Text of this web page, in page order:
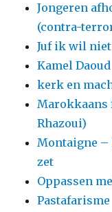
Jongeren
(contra-
Juf ik wil
Kamel Daoud
kerk en
Marokkaans
Rhazoui)
Montaigne –
zet
Oppassen
Pastafarisme